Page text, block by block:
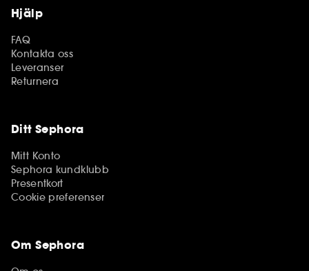
Hjälp
FAQ
Kontakta oss
Leveranser
Returnera
Ditt Sephora
Mitt Konto
Sephora kundklubb
Presentkort
Cookie preferenser
Om Sephora